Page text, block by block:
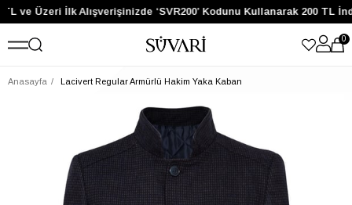
ve Üzeri İlk Alışverişinizde ‘SVR200’ Kodunu Kullanarak 200 TL
0
Anasayfa Lacivert Regular Armürlü Hakim Yaka Kaban